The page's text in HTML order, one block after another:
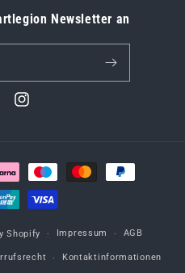
Newsletter an
Instagram
Shopify Impressum AGB
Kontaktinformationen